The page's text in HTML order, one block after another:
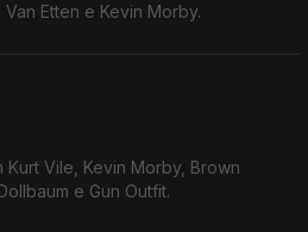
Etten e Kevin Morby.
Vile, Kevin Morby, Brown
e Gun Outfit.